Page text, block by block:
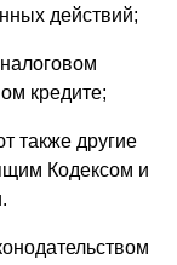
действий;
кредите;
также другие
Кодексом и